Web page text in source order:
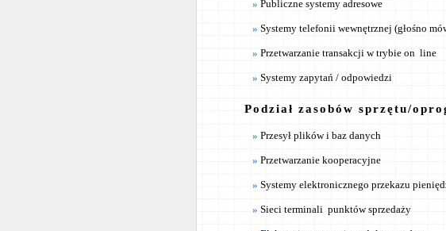
Publiczne systemy adresowe
Systemy telefonii wewnętrznej (głośno
Przetwarzanie transakcji w trybie on ­ line
Systemy zapytań / odpowiedzi
Podział zasobów sprzętu/
Przesył plików i baz danych
Przetwarzanie kooperacyjne
Systemy elektronicznego przekazu
Sieci terminali ­ punktów sprzedaży